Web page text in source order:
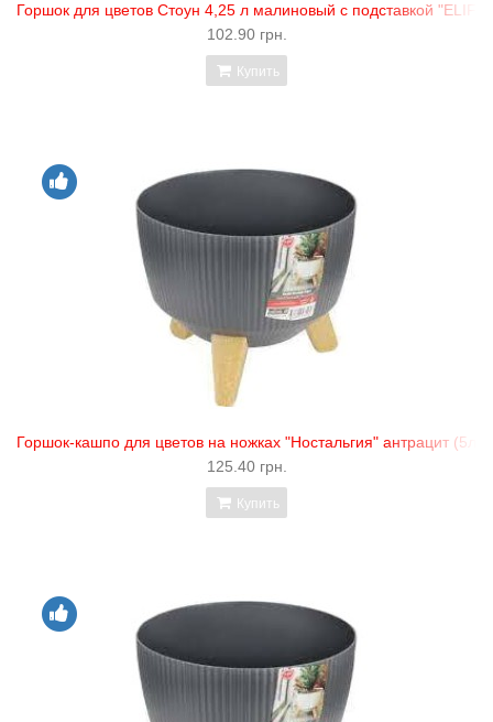
Горшок для цветов Стоун 4,25 л малиновый с подставкой "ELIF"
102.90 грн.
Купить
Горшок-кашпо для цветов на ножках "Ностальгия" антрацит (5л)
125.40 грн.
Купить